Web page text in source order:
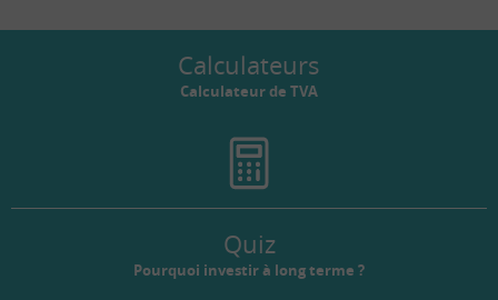
Calculateurs
Calculateur de TVA
Quiz
Pourquoi investir à long terme ?